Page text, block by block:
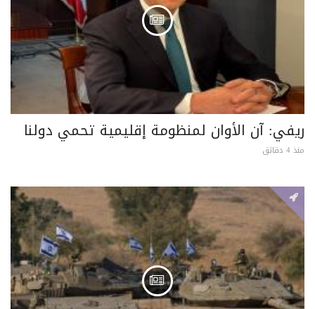
ريفي: آن الأوان لمنظومة إقليمية تحمي دولنا
منذ 4 دقائق